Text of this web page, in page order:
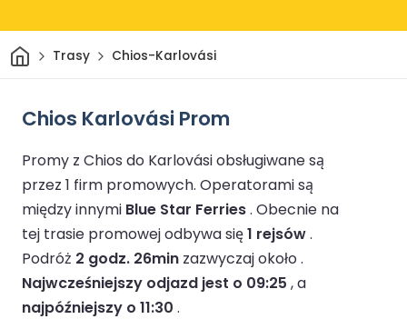
DomTrasy Chios-Karlovási
Chios Karlovási Prom
Promy z Chios do Karlovási obsługiwane są
przez 1 firm promowych. Operatorami są
między innymi Blue Star Ferries. Obecnie na
tej trasie promowej odbywa się1 rejsów.
Podróż 2 godz. 26min zazwyczaj około .
Najwcześniejszy odjazd jest o 09:25 , a
najpóźniejszy o 11:30 .